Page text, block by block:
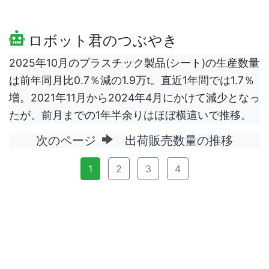
ロボット君のつぶやき
2025年10月のプラスチック製品(シート)の生産数量
は前年同月比0.7％減の1.9万t。直近1年間では1.7％
増。2021年11月から2024年4月にかけて減少となっ
たが、前月までの1年半余りはほぼ横這いで推移。
次のページ 出荷販売数量の推移
1 2 3 4